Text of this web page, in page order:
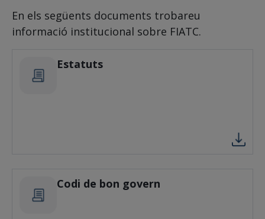
En els següents documents trobareu
informació institucional sobre FIATC.
Estatuts
Codi de bon govern